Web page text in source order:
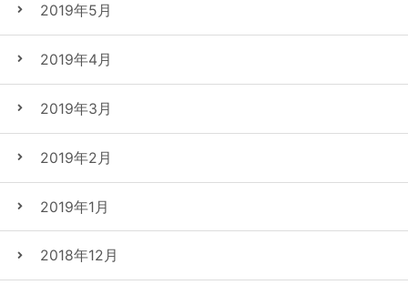
2019年5月
2019年4月
2019年3月
2019年2月
2019年1月
2018年12月